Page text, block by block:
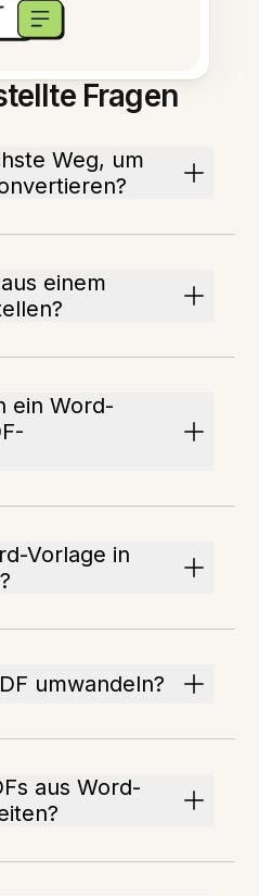
Fragen
Weg, um
einem
ein Word-
Vorlage in
umwandeln?
aus Word-